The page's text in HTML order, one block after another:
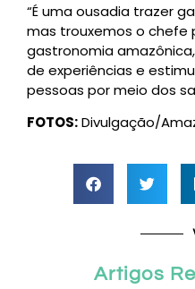
“É uma ousadia trazer
mas trouxemos o chefe
gastronomia
de experiências e
pessoas por meio dos
FOTOS:Divulgação/
Artigos